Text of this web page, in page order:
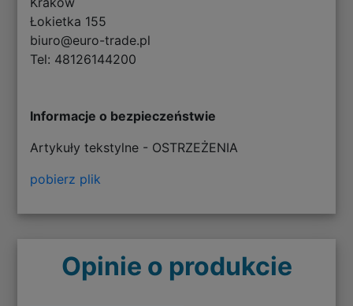
Łokietka 155
biuro@euro-trade.pl
Tel: 48126144200
Informacje o bezpieczeństwie
Artykuły tekstylne - OSTRZEŻENIA
pobierz plik
Opinie o produkcie